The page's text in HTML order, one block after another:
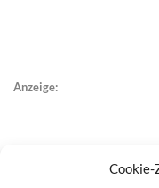
Cookie-
Anzeige: